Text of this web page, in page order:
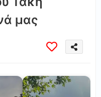
μας